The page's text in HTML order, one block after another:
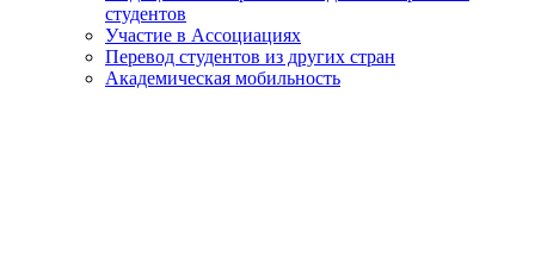
студентов
Участие в Ассоциациях
Перевод студентов из других стран
Академическая мобильность